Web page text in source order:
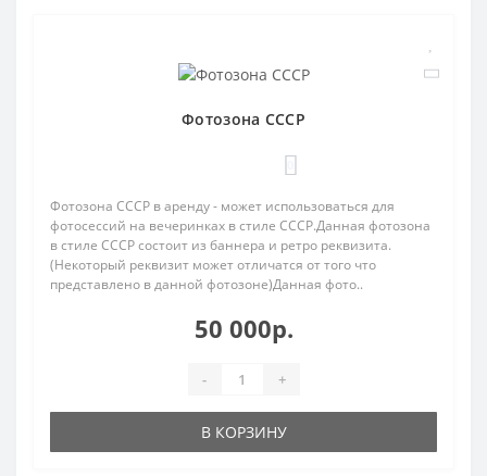
Фотозона СССР
Фотозона СССР в аренду - может использоваться для
фотосессий на вечеринках в стиле СССР.Данная фотозона
в стиле СССР состоит из баннера и ретро реквизита.
(Некоторый реквизит может отличатся от того что
представлено в данной фотозоне)Данная фото..
50 000р.
- +
В КОРЗИНУ